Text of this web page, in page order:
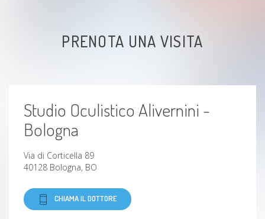
PRENOTA UNA VISITA
Studio Oculistico Alivernini -
Bologna
Via di Corticella 89
40128 Bologna, BO
CHIAMA IL DOTTORE